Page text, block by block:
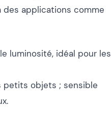
des applications comme
luminosité, idéal pour les
petits objets ; sensible